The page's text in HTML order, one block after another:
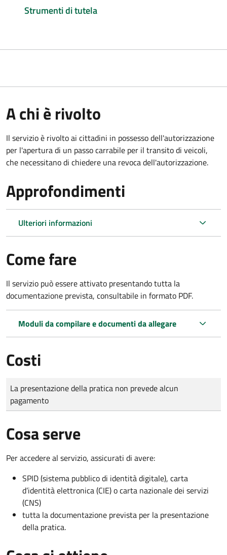
Strumenti di tutela
A chi è rivolto
Il servizio è rivolto ai cittadini in possesso dell'autorizzazione
per l'apertura di un passo carrabile per il transito di veicoli,
che necessitano di chiedere una revoca dell'autorizzazione.
Approfondimenti
Ulteriori informazioni
Come fare
Il servizio può essere attivato presentando tutta la
documentazione prevista, consultabile in formato PDF.
Moduli da compilare e documenti da allegare
Costi
Tipo di pagamento
Importo
La presentazione della pratica non prevede alcun
pagamento
Cosa serve
Per accedere al servizio, assicurati di avere:
SPID (sistema pubblico di identità digitale), carta
d’identità elettronica (CIE) o carta nazionale dei servizi
(CNS)
tutta la documentazione prevista per la presentazione
della pratica.